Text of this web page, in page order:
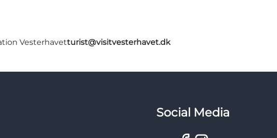
Vesterhavetturist@visitvesterhavet.dk
Social Media